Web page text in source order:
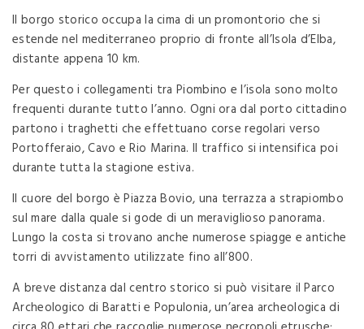
Il borgo storico occupa la cima di un promontorio che si
estende nel mediterraneo proprio di fronte all’Isola d’Elba,
distante appena 10 km.
Per questo i collegamenti tra Piombino e l’isola sono molto
frequenti durante tutto l’anno. Ogni ora dal porto cittadino
partono i traghetti che effettuano corse regolari verso
Portofferaio, Cavo e Rio Marina. Il traffico si intensifica poi
durante tutta la stagione estiva.
Il cuore del borgo è Piazza Bovio, una terrazza a strapiombo
sul mare dalla quale si gode di un meraviglioso panorama.
Lungo la costa si trovano anche numerose spiagge e antiche
torri di avvistamento utilizzate fino all’800.
A breve distanza dal centro storico si può visitare il Parco
Archeologico di Baratti e Populonia, un’area archeologica di